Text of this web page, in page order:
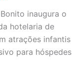
inaugura o
hotelaria de
atrações infantis
para hóspedes